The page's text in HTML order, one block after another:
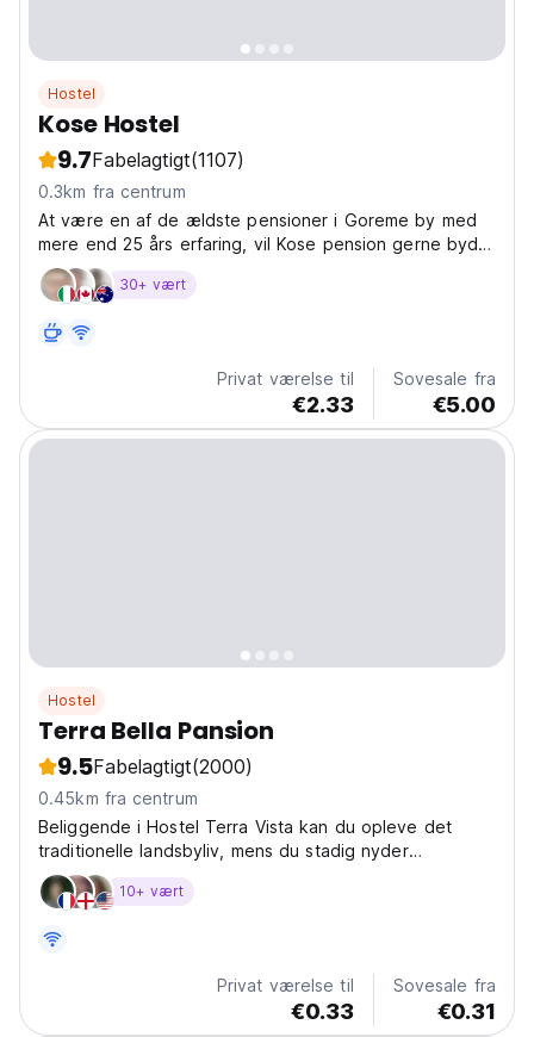
Hostel
Kose Hostel
9.7Fabelagtigt(1107)
0.3km fra centrum
At være en af ​​de ældste pensioner i Goreme by med
mere end 25 års erfaring, vil Kose pension gerne byde
velkommen til alle rejsende fra hele verden. På vores
pension kan du vælge tos tay i vores hyggelige private
30+ vært
Privat værelse til
€2.33
Sovesale fra
€5.00
Hostel
Terra Bella Pansion
9.5Fabelagtigt(2000)
0.45km fra centrum
Beliggende i Hostel Terra Vista kan du opleve det
traditionelle landsbyliv, mens du stadig nyder
komforten
10+ vært
Privat værelse til
€0.33
Sovesale fra
€0.31